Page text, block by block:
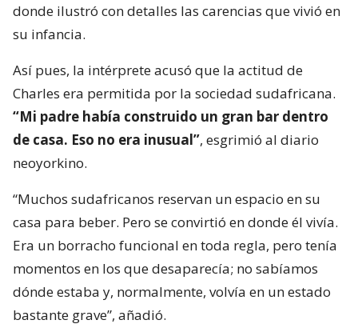
donde ilustró con detalles las carencias que vivió en
su infancia.
Así pues, la intérprete acusó que la actitud de
Charles era permitida por la sociedad sudafricana.
“Mi padre había construido un gran bar dentro
de casa. Eso no era inusual”, esgrimió al diario
neoyorkino.
“Muchos sudafricanos reservan un espacio en su
casa para beber. Pero se convirtió en donde él vivía.
Era un borracho funcional en toda regla, pero tenía
momentos en los que desaparecía; no sabíamos
dónde estaba y, normalmente, volvía en un estado
bastante grave”, añadió.